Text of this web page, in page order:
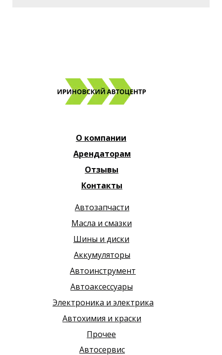
Контакты
Отзывы
Арендаторам
Прочее
Автохимия и краски
Электроника и электрика
Автоаксессуары
Автоинструмент
Автосервис
Аккумуляторы
Шины и диски
Масла и смазки
Автозапчасти
О компании